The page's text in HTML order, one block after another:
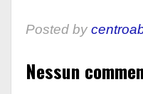
Posted by
Nessun